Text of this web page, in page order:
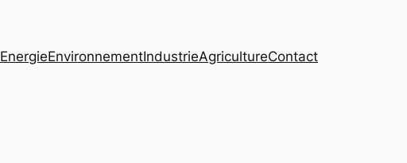
EnergieEnvironnementIndustrieAgricultureContact